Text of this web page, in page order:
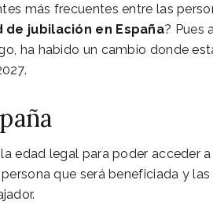
más frecuentes entre las
de jubilación en España? Pues
ha habido un cambio donde
edad legal para poder acceder
que será beneficiada y